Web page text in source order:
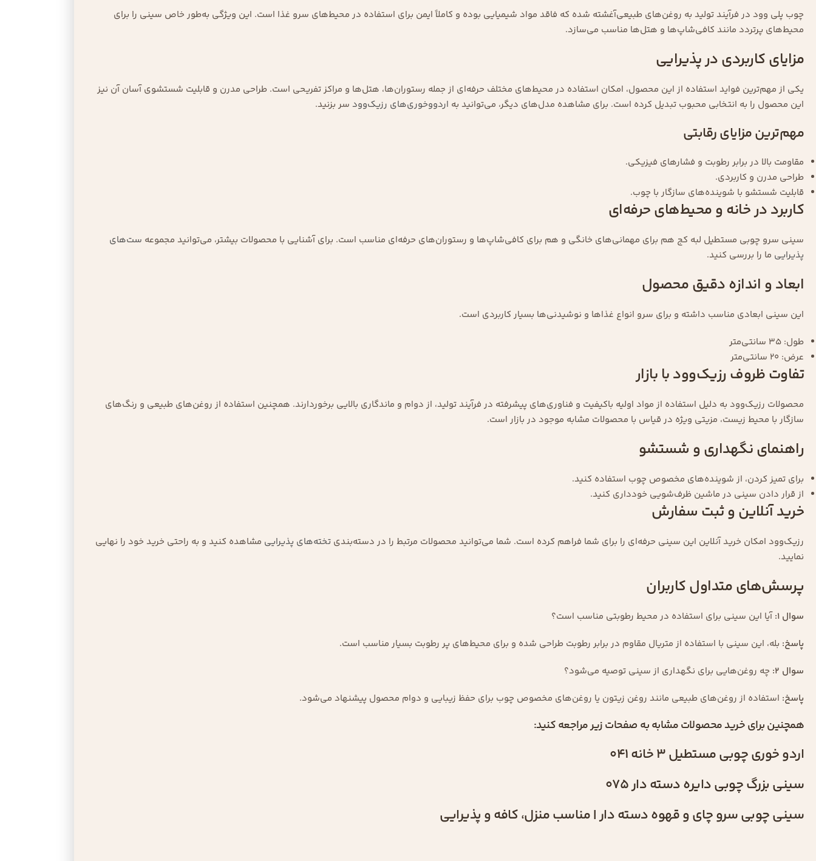
چوب پلی وود در فرآیند تولید به روغن‌های طبیعی‌آغشته شده که فاقد مواد شیمیایی بوده و کاملاً ایمن برای استفاده در محیط‌های سرو غذا است. این ویژگی به‌طور خاص سینی را برای
محیط‌های پرتردد مانند کافی‌شاپ‌ها و هتل‌ها مناسب می‌سازد.
مزایای کاربردی در پذیرایی
یکی از مهم‌ترین فواید استفاده از این محصول، امکان استفاده در محیط‌های مختلف حرفه‌ای از جمله رستوران‌ها، هتل‌ها و مراکز تفریحی است. طراحی مدرن و قابلیت شستشوی آسان آن نیز
این محصول را به انتخابی محبوب تبدیل کرده است. برای مشاهده مدل‌های دیگر، می‌توانید به اردووخوری‌های رزیک‌وود سر بزنید.
مهم‌ترین مزایای رقابتی
مقاومت بالا در برابر رطوبت و فشارهای فیزیکی.
طراحی مدرن و کاربردی.
قابلیت شستشو با شوینده‌های سازگار با چوب.
کاربرد در خانه و محیط‌های حرفه‌ای
سینی سرو چوبی مستطیل لبه کج هم برای مهمانی‌های خانگی و هم برای کافی‌شاپ‌ها و رستوران‌های حرفه‌ای مناسب است. برای آشنایی با محصولات بیشتر، می‌توانید مجموعه ست‌های
پذیرایی ما را بررسی کنید.
ابعاد و اندازه دقیق محصول
این سینی ابعادی مناسب داشته و برای سرو انواع غذاها و نوشیدنی‌ها بسیار کاربردی است.
طول: 35 سانتی‌متر
عرض: 20 سانتی‌متر
تفاوت ظروف رزیک‌وود با بازار
محصولات رزیک‌وود به دلیل استفاده از مواد اولیه باکیفیت و فناوری‌های پیشرفته در فرآیند تولید، از دوام و ماندگاری بالایی برخوردارند. همچنین استفاده از روغن‌های طبیعی و رنگ‌های
سازگار با محیط زیست، مزیتی ویژه در قیاس با محصولات مشابه موجود در بازار است.
راهنمای نگهداری و شستشو
برای تمیز کردن، از شوینده‌های مخصوص چوب استفاده کنید.
از قرار دادن سینی در ماشین ظرف‌شویی خودداری کنید.
خرید آنلاین و ثبت سفارش
رزیک‌وود امکان خرید آنلاین این سینی حرفه‌ای را برای شما فراهم کرده است. شما می‌توانید محصولات مرتبط را در دسته‌بندی تخته‌های پذیرایی مشاهده کنید و به راحتی خرید خود را نهایی
نمایید.
پرسش‌های متداول کاربران
سوال ۱:
آیا این سینی برای استفاده در محیط رطوبتی مناسب است؟
پاسخ: بله، این سینی با استفاده از متریال مقاوم در برابر رطوبت طراحی شده و برای محیط‌های پر رطوبت بسیار مناسب است.
سوال ۲:
چه روغن‌هایی برای نگهداری از سینی توصیه می‌شود؟
پاسخ: استفاده از روغن‌های طبیعی مانند روغن زیتون یا روغن‌های مخصوص چوب برای حفظ زیبایی و دوام محصول پیشنهاد می‌شود.
همچنین برای خرید محصولات مشابه به صفحات زیر مراجعه کنید:
اردو خوری چوبی مستطیل 3 خانه 041
سینی بزرگ چوبی دایره دسته دار 075
سینی چوبی سرو چای و قهوه دسته دار | مناسب منزل، کافه و پذیرایی